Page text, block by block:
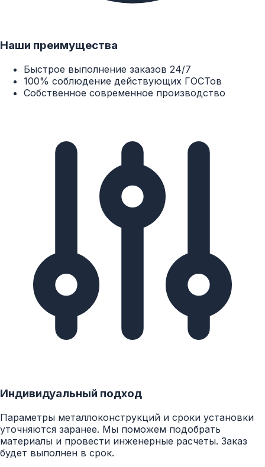
Наши преимущества
Быстрое выполнение заказов 24/7
100% соблюдение действующих ГОСТов
Собственное современное производство
Индивидуальный подход
Параметры металлоконструкций и сроки установки
уточняются заранее. Мы поможем подобрать
материалы и провести инженерные расчеты. Заказ
будет выполнен в срок.